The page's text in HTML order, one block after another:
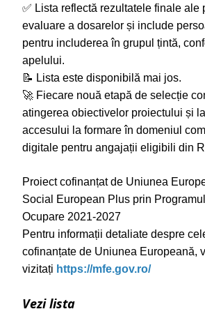
✅ Lista reflectă rezultatele finale ale
evaluare a dosarelor și include
pentru includerea în grupul țintă,
apelului.
📝 Lista este disponibilă mai jos.
🚀 Fiecare nouă etapă de selecție
atingerea obiectivelor proiectului și
accesului la formare în domeniul
digitale pentru angajații eligibili din
Proiect cofinanțat de Uniunea
Social European Plus prin
Ocupare 2021-2027
Pentru informații detaliate despre
cofinanțate de Uniunea Europeană,
vizitați https://mfe.gov.ro/
Vezi lista